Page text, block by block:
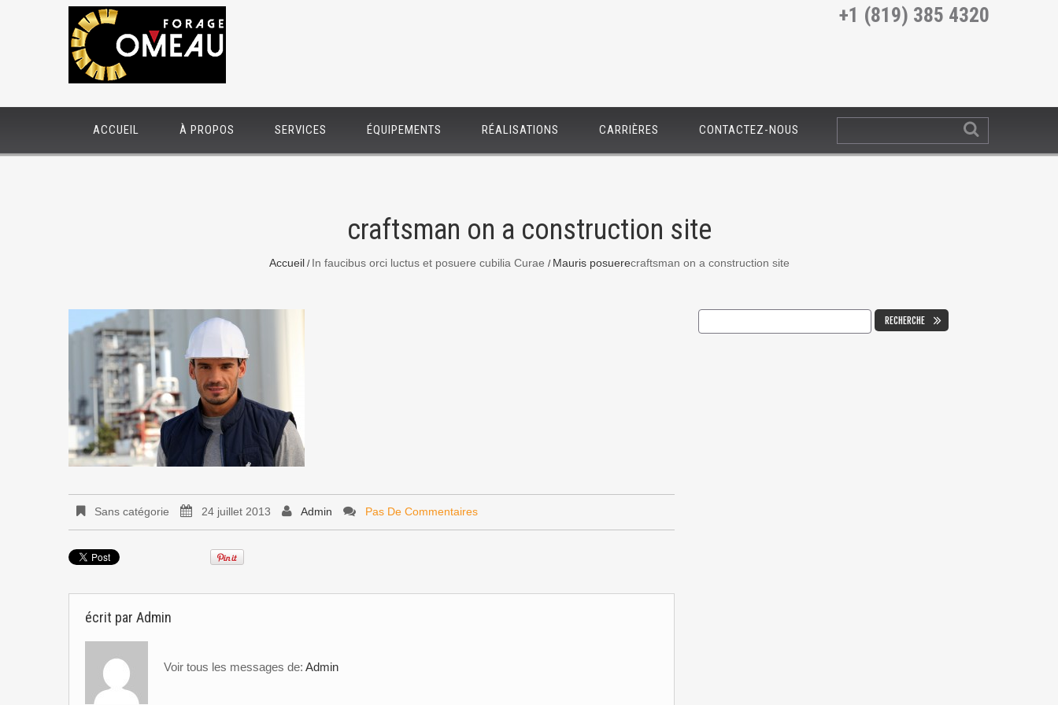
+1 (819) 385 4320
ACCUEIL À PROPOS SERVICES ÉQUIPEMENTS RÉALISATIONS CARRIÈRES CONTACTEZ-NOUS
craftsman on a construction site
Accueil In faucibus orci luctus et posuere cubilia Curae Mauris posuerecraftsman on a construction site
Sans catégorie 24 juillet 2013 Admin Pas De Commentaires
écrit par Admin
Voir tous les messages de: Admin